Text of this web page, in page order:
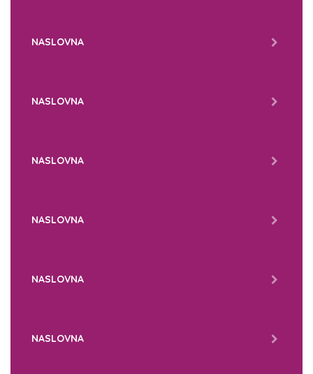
NASLOVNA
NASLOVNA
NASLOVNA
NASLOVNA
NASLOVNA
NASLOVNA